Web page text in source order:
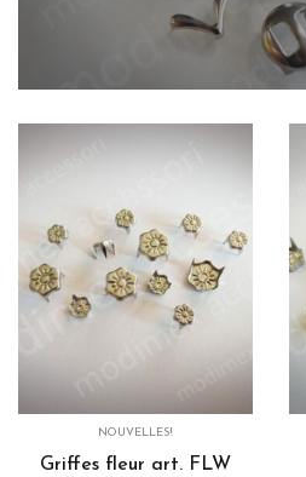
NOUVELLES!
Griffes fleur art. FLW